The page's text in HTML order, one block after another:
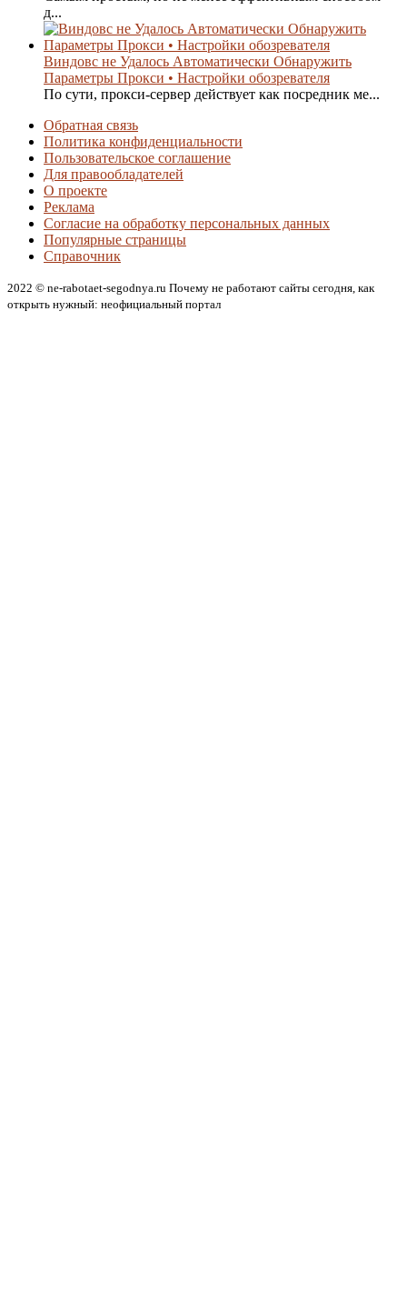
д...
Виндовс не Удалось Автоматически Обнаружить
Параметры Прокси • Настройки обозревателя
По сути, прокси-сервер действует как посредник ме...
Обратная связь
Политика конфиденциальности
Пользовательское соглашение
Для правообладателей
О проекте
Реклама
Согласие на обработку персональных данных
Популярные страницы
Справочник
2022 © ne-rabotaet-segodnya.ru Почему не работают сайты сегодня, как
открыть нужный: неофициальный портал